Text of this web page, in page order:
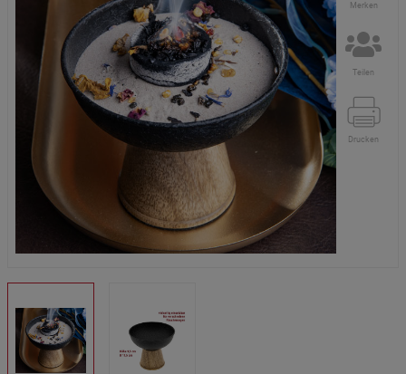
Merken
Teilen
Drucken